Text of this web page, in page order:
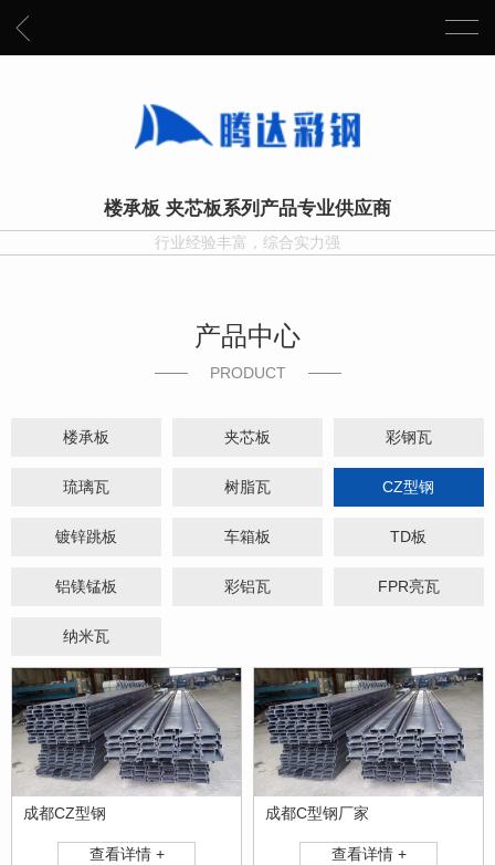
楼承板 夹芯板系列产品专业供应商
行业经验丰富，综合实力强
产品中心
PRODUCT
楼承板 夹芯板 彩钢瓦
琉璃瓦 树脂瓦 CZ型钢
镀锌跳板 车箱板 TD板
铝镁锰板 彩铝瓦 FPR亮瓦
纳米瓦
成都CZ型钢
查看详情 +
成都C型钢厂家
查看详情 +